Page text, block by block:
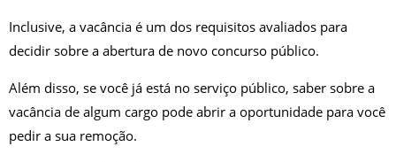
Inclusive, a vacância é um dos requisitos avaliados para
decidir sobre a abertura de novo concurso público.
Além disso, se você já está no serviço público, saber sobre a
vacância de algum cargo pode abrir a oportunidade para você
pedir a sua remoção.